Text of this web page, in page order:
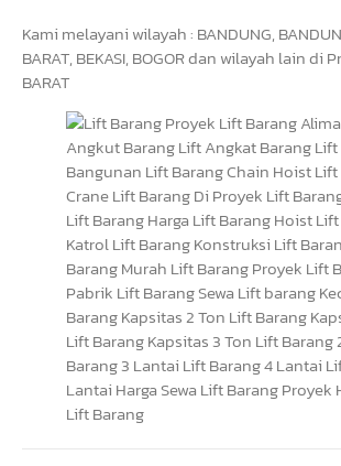
Kami melayani wilayah : BANDUNG,
BARAT, BEKASI, BOGOR dan wilayah lain di
BARAT